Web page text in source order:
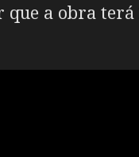
a obra terá